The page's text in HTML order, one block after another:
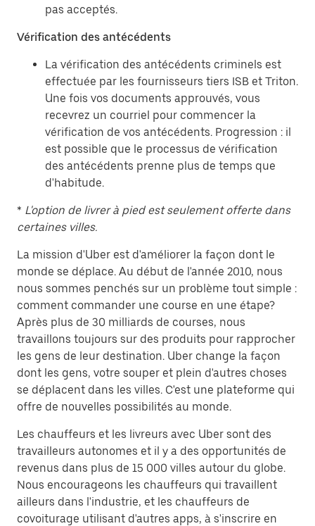
pas acceptés.
Vérification des antécédents
La vérification des antécédents criminels est
effectuée par les fournisseurs tiers ISB et Triton.
Une fois vos documents approuvés, vous
recevrez un courriel pour commencer la
vérification de vos antécédents. Progression : il
est possible que le processus de vérification
des antécédents prenne plus de temps que
d'habitude.
* L'option de livrer à pied est seulement offerte dans
certaines villes.
La mission d'Uber est d'améliorer la façon dont le
monde se déplace. Au début de l'année 2010, nous
nous sommes penchés sur un problème tout simple :
comment commander une course en une étape?
Après plus de 30 milliards de courses, nous
travaillons toujours sur des produits pour rapprocher
les gens de leur destination. Uber change la façon
dont les gens, votre souper et plein d'autres choses
se déplacent dans les villes. C'est une plateforme qui
offre de nouvelles possibilités au monde.
Les chauffeurs et les livreurs avec Uber sont des
travailleurs autonomes et il y a des opportunités de
revenus dans plus de 15 000 villes autour du globe.
Nous encourageons les chauffeurs qui travaillent
ailleurs dans l'industrie, et les chauffeurs de
covoiturage utilisant d'autres apps, à s'inscrire en